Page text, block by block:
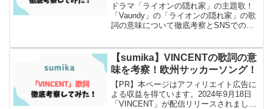
ドラマ「ライオンの隠れ家」の主題歌！
「Vaundy」の「ライオンの隠れ家」の歌
詞の意味について徹底考察とSNSでの反
【sumika】VINCENTの歌詞の意
味を考察！欧州サッカーソング！
【PR】本ページはアフィリエイト広告に
よる収益を得ています。2024年9月18日
「VINCENT」が配信リリースされまし